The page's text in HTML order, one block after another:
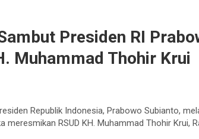
Presiden RI
Muhammad Thohir Krui
Republik Indonesia, Prabowo Subianto,
meresmikan RSUD KH. Muhammad Thohir Krui,